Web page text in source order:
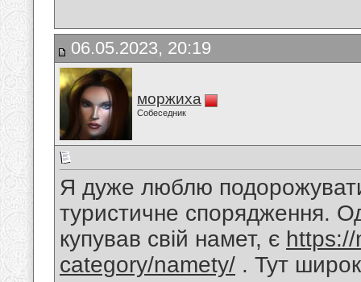
06.05.2023, 20:19
моржиха
Собеседник
Я дуже люблю
туристичне спорядження.
купував свій намет, є
category/namety/ . Тут